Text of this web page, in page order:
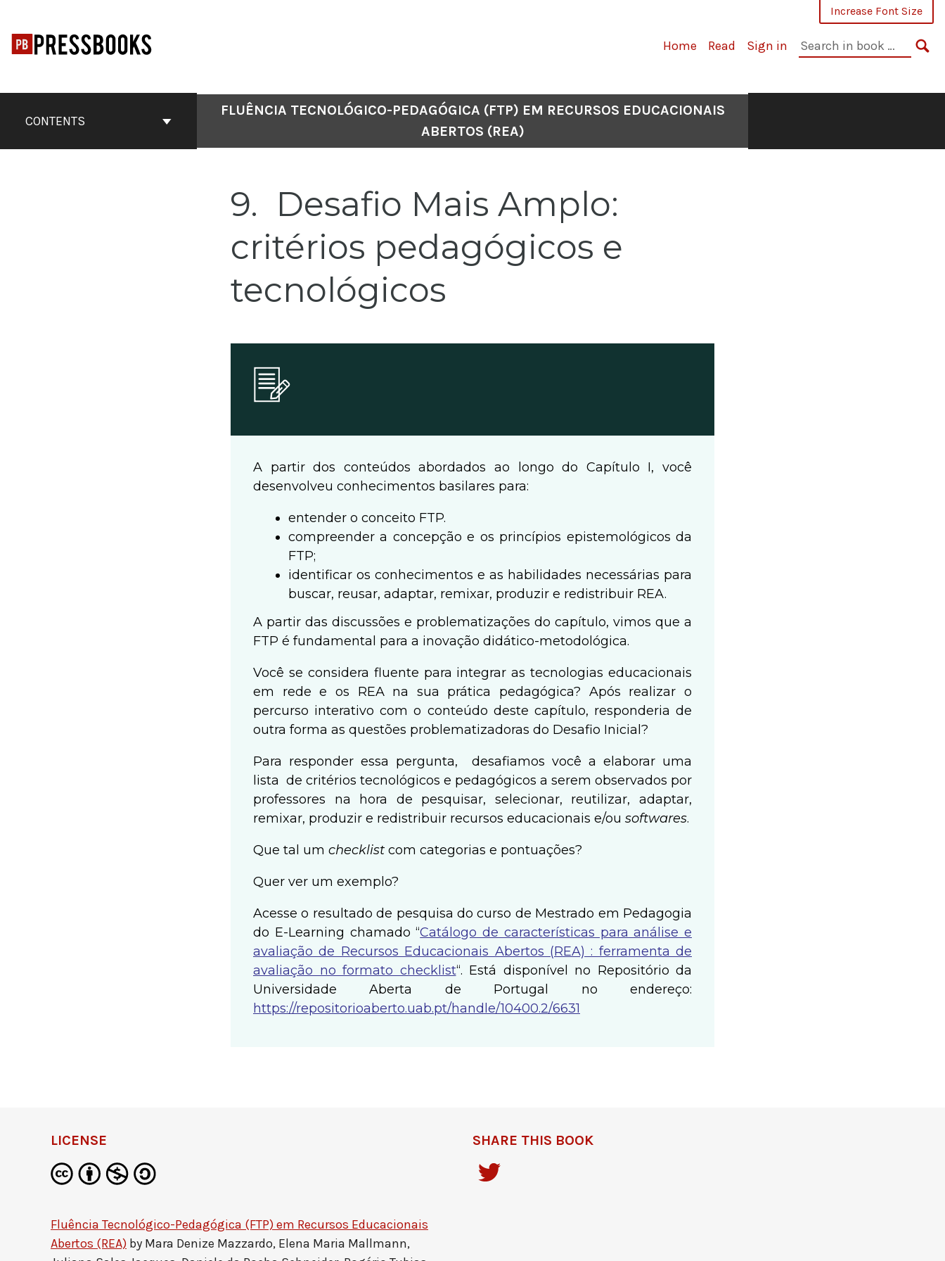
content
Increase Font Size
Home Read Sign in
Search
in
CONTENTS
FLUÊNCIA TECNOLÓGICO-PEDAGÓGICA (FTP) EM RECURSOS EDUCACIONAIS
ABERTOS (REA)
9
Desafio Mais Amplo:
critérios pedagógicos e
tecnológicos
A partir dos conteúdos abordados ao longo do Capítulo I, você
desenvolveu conhecimentos basilares para:
entender o conceito FTP.
compreender a concepção e os princípios epistemológicos da
FTP;
identificar os conhecimentos e as habilidades necessárias para
buscar, reusar, adaptar, remixar, produzir e redistribuir REA.
A partir das discussões e problematizações do capítulo, vimos que a
FTP é fundamental para a inovação didático-metodológica.
Você se considera fluente para integrar as tecnologias educacionais
em rede e os REA na sua prática pedagógica? Após realizar o
percurso interativo com o conteúdo deste capítulo, responderia de
outra forma as questões problematizadoras do Desafio Inicial?
Para responder essa pergunta, desafiamos você a elaborar uma
lista de critérios tecnológicos e pedagógicos a serem observados por
professores na hora de pesquisar, selecionar, reutilizar, adaptar,
remixar, produzir e redistribuir recursos educacionais e/ou softwares.
Que tal um checklist com categorias e pontuações?
Quer ver um exemplo?
Acesse o resultado de pesquisa do curso de Mestrado em Pedagogia
do E-Learning chamado “Catálogo de características para análise e
avaliação de Recursos Educacionais Abertos (REA) : ferramenta de
avaliação no formato checklist“. Está disponível no Repositório da
Universidade Aberta de Portugal no endereço:
https://repositorioaberto.uab.pt/handle/10400.2/6631
LICENSE
Fluência Tecnológico-Pedagógica (FTP) em Recursos Educacionais
Abertos (REA) by Mara Denize Mazzardo, Elena Maria Mallmann,
SHARE THIS BOOK